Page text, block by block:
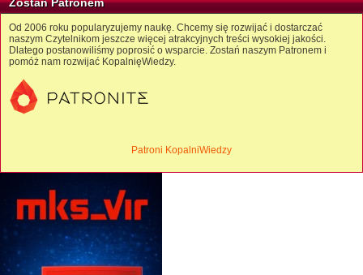
Zostań Patronem
Od 2006 roku popularyzujemy naukę. Chcemy się rozwijać i dostarczać
naszym Czytelnikom jeszcze więcej atrakcyjnych treści wysokiej jakości.
Dlatego postanowiliśmy poprosić o wsparcie. Zostań naszym Patronem i
pomóż nam rozwijać KopalnięWiedzy.
Patroni KopalniWiedzy